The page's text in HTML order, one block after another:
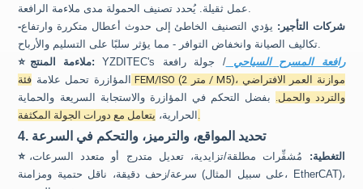
-شركات التأجير: يؤدي التصنيف الخاطئ إلى حدوث أعطال متكررة وارتفاع
⭐
ملاءمة المنتج: YZDITEC's رافعة المسرح السياحي / جولةرافعة
المؤازرة تحمل علامة فئة FEM/ISO (2 متر / M5)، موازنة العمر الافتراضي
والتردد والحمل.
بفضل التحكم في المؤازرة والاستجابة السريعة والحماية
الحرارية،
4. تحديد المواقع، والترميز، والتحكم في السرعة
⭐ التغطية: مُشفِّرات مطلقة/تزايدية، تعديل متدرج أو متعدد السرعات،
سرعة/زحف دقيقة، ناقل حتمية ومزامنة (على سبيل المثال، EtherCAT)،